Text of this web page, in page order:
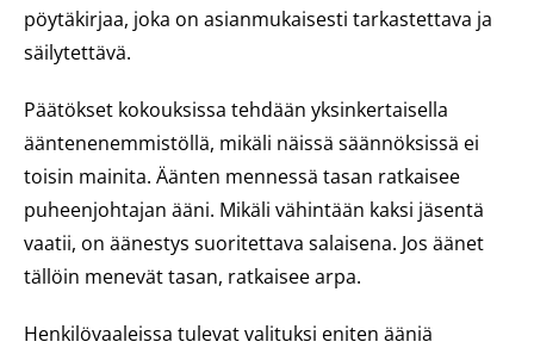
pöytäkirjaa, joka on asianmukaisesti tarkastettava ja
säilytettävä.
Päätökset kokouksissa tehdään yksinkertaisella
ääntenenemmistöllä, mikäli näissä säännöksissä ei
toisin mainita. Äänten mennessä tasan ratkaisee
puheenjohtajan ääni. Mikäli vähintään kaksi jäsentä
vaatii, on äänestys suoritettava salaisena. Jos äänet
tällöin menevät tasan, ratkaisee arpa.
Henkilövaaleissa tulevat valituksi eniten ääniä